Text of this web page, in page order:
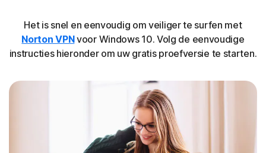
Het is snel en eenvoudig om veiliger te surfen met
Norton VPNvoor Windows 10. Volg de eenvoudige
instructies hieronder om uw gratis proefversie te starten.